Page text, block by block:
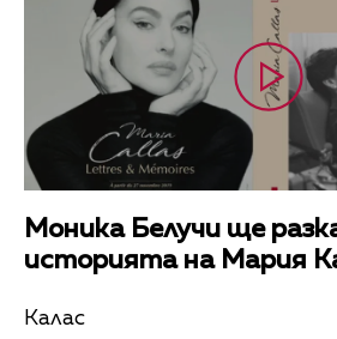
Моника Белучи ще
историята на Мария
Калас